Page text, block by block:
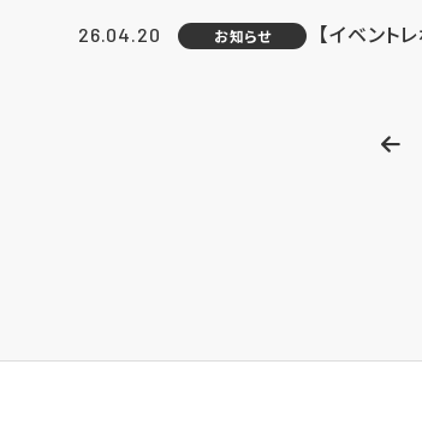
26.04.20 お知らせ 【イベント